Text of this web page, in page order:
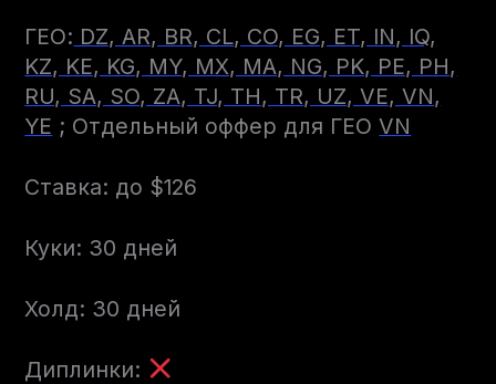
ГЕО: DZ, AR, BR, CL, CO, EG, ET, IN, IQ,
KZ, KE, KG, MY, MX, MA, NG, PK, PE, PH,
RU, SA, SO, ZA, TJ, TH, TR, UZ, VE, VN,
YE ; Отдельный оффер для ГЕОVN
Ставка: до $126
Куки: 30 дней
Холд: 30 дней
Диплинки: